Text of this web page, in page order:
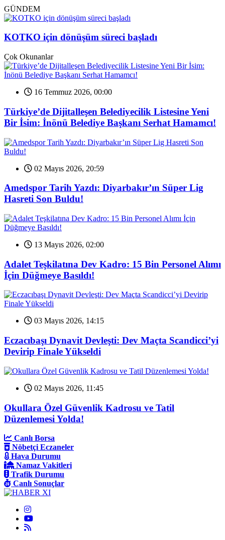
GÜNDEM
KOTKO için dönüşüm süreci başladı
Çok Okunanlar
16 Temmuz 2026, 00:00
Türkiye’de Dijitalleşen Belediyecilik Listesine Yeni
Bir İsim: İnönü Belediye Başkanı Serhat Hamamcı!
02 Mayıs 2026, 20:59
Amedspor Tarih Yazdı: Diyarbakır’ın Süper Lig
Hasreti Son Buldu!
13 Mayıs 2026, 02:00
Adalet Teşkilatına Dev Kadro: 15 Bin Personel Alımı
İçin Düğmeye Basıldı!
03 Mayıs 2026, 14:15
Eczacıbaşı Dynavit Devleşti: Dev Maçta Scandicci’yi
Devirip Finale Yükseldi
02 Mayıs 2026, 11:45
Okullara Özel Güvenlik Kadrosu ve Tatil
Düzenlemesi Yolda!
Canlı Borsa
Nöbetçi Eczaneler
Hava Durumu
Namaz Vakitleri
Trafik Durumu
Canlı Sonuçlar